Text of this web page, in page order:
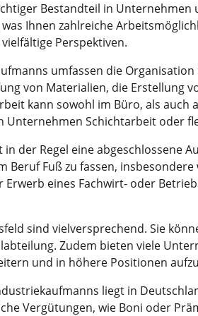
Bestandteil in
Ihnen zahlreiche
Perspektiven.
umfassen die
von Materialien, die Erstellung
kann sowohl im Büro, als
Unternehmen Schichtarbeit oder
der Regel eine abgeschlossene
Beruf Fuß zu fassen,
eines Fachwirt- oder
sind vielversprechend. Sie
Zudem bieten viele
und in höhere Positionen
liegt in
Vergütungen, wie Boni oder